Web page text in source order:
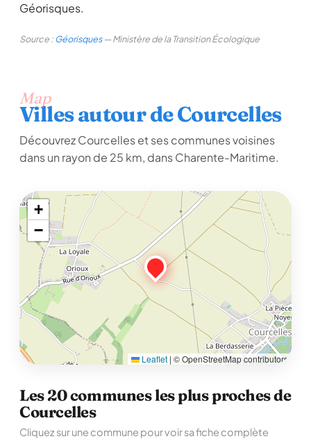
Géorisques.
Source :Géorisques— Ministère de la Transition Écologique
Map
Villes autour de Courcelles
Découvrez Courcelles et ses communes voisines
dans un rayon de 25 km, dans Charente-Maritime.
+
−
Leaflet | © OpenStreetMap contributors
Les 20 communes les plus proches de
Courcelles
Cliquez sur une commune pour voir sa fiche complète